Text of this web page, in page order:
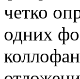
четко
одних